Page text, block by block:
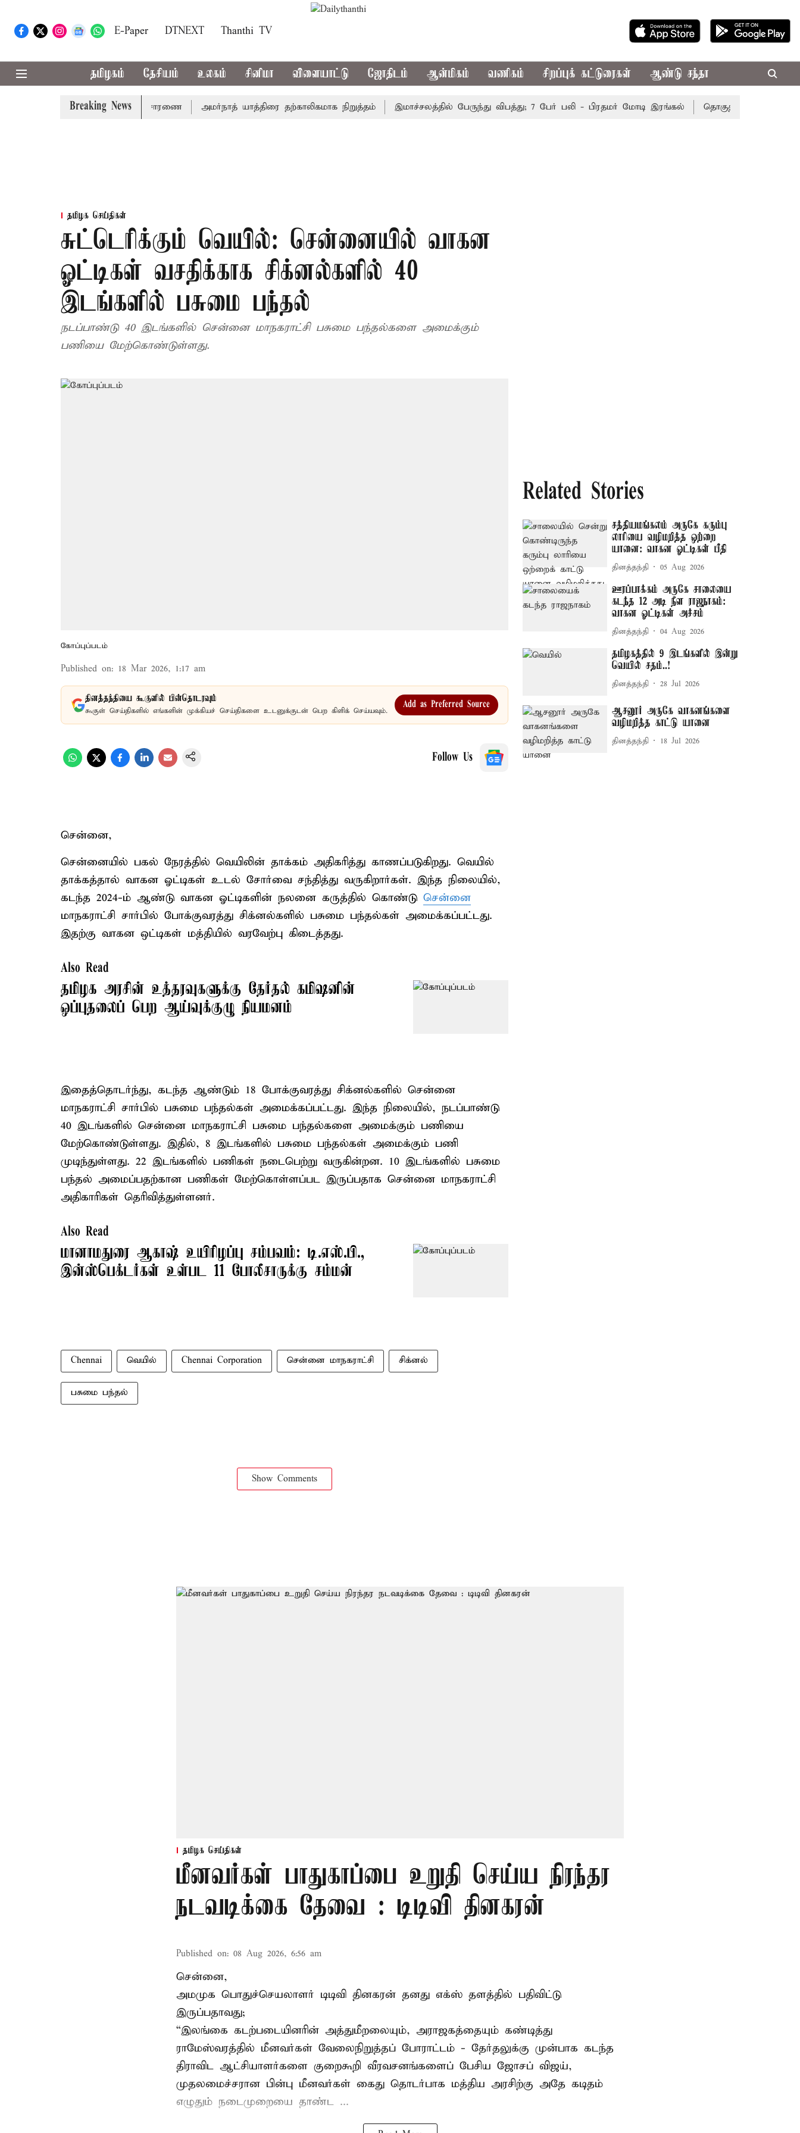
E-Paper DTNEXT Thanthi TV
தமிழகம் தேசியம் உலகம் சினிமா விளையாட்டு ஜோதிடம் ஆன்மிகம் வணிகம் சிறப்புக் கட்டுரைகள் ஆண்டு சந்தா
Breaking News
14ம்தேதி சுப்ரீம்கோர்ட்டில் விசாரணை அமர்நாத் யாத்திரை தற்காலிகமாக நிறுத்தம் இமாச்சலத்தில் பேருந்து விபத்து; 7 பேர் பலி - பிரதமர் மோடி இரங்கல் தொகுதி மறுவரையறை
தமிழக செய்திகள்
சுட்டெரிக்கும் வெயில்: சென்னையில் வாகன
ஓட்டிகள் வசதிக்காக சிக்னல்களில் 40
இடங்களில் பசுமை பந்தல்
நடப்பாண்டு 40 இடங்களில் சென்னை மாநகராட்சி பசுமை பந்தல்களை அமைக்கும்
பணியை மேற்கொண்டுள்ளது.
கோப்புப்படம்
Published on: 18 Mar 2026, 1:17 am
தினத்தந்தியை கூகுளில் பின்தொடரவும்
கூகுள் செய்திகளில் எங்களின் முக்கியச் செய்திகளை உடனுக்குடன் பெற கிளிக் செய்யவும்.
Add as Preferred Source
Follow Us
சென்னை,
சென்னையில் பகல் நேரத்தில் வெயிலின் தாக்கம் அதிகரித்து காணப்படுகிறது. வெயில்
தாக்கத்தால் வாகன ஓட்டிகள் உடல் சோர்வை சந்தித்து வருகிறார்கள். இந்த நிலையில்,
கடந்த 2024-ம் ஆண்டு வாகன ஓட்டிகளின் நலனை கருத்தில் கொண்டு சென்னை
மாநகராட்சி சார்பில் போக்குவரத்து சிக்னல்களில் பசுமை பந்தல்கள் அமைக்கப்பட்டது.
இதற்கு வாகன ஒட்டிகள் மத்தியில் வரவேற்பு கிடைத்தது.
Also Read
தமிழக அரசின் உத்தரவுகளுக்கு தேர்தல் கமிஷனின்
ஒப்புதலைப் பெற ஆய்வுக்குழு நியமனம்
இதைத்தொடர்ந்து, கடந்த ஆண்டும் 18 போக்குவரத்து சிக்னல்களில் சென்னை
மாநகராட்சி சார்பில் பசுமை பந்தல்கள் அமைக்கப்பட்டது. இந்த நிலையில், நடப்பாண்டு
40 இடங்களில் சென்னை மாநகராட்சி பசுமை பந்தல்களை அமைக்கும் பணியை
மேற்கொண்டுள்ளது. இதில், 8 இடங்களில் பசுமை பந்தல்கள் அமைக்கும் பணி
முடிந்துள்ளது. 22 இடங்களில் பணிகள் நடைபெற்று வருகின்றன. 10 இடங்களில் பசுமை
பந்தல் அமைப்பதற்கான பணிகள் மேற்கொள்ளப்பட இருப்பதாக சென்னை மாநகராட்சி
அதிகாரிகள் தெரிவித்துள்ளனர்.
Also Read
மானாமதுரை ஆகாஷ் உயிரிழப்பு சம்பவம்: டி.எஸ்.பி.,
இன்ஸ்பெக்டர்கள் உள்பட 11 போலீசாருக்கு சம்மன்
Chennai வெயில் Chennai Corporation சென்னை மாநகராட்சி சிக்னல்
பசுமை பந்தல்
Show Comments
Related Stories
சத்தியமங்கலம் அருகே கரும்பு
லாரியை வழிமறித்த ஒற்றை
யானை: வாகன ஓட்டிகள் பீதி
தினத்தந்தி 05 Aug 2026
ஊரப்பாக்கம் அருகே சாலையை
கடந்த 12 அடி நீள ராஜநாகம்:
வாகன ஓட்டிகள் அச்சம்
தினத்தந்தி 04 Aug 2026
தமிழகத்தில் 9 இடங்களில் இன்று
வெயில் சதம்..!
தினத்தந்தி 28 Jul 2026
ஆசனூர் அருகே வாகனங்களை
வழிமறித்த காட்டு யானை
தினத்தந்தி 18 Jul 2026
தமிழக செய்திகள்
மீனவர்கள் பாதுகாப்பை உறுதி செய்ய நிரந்தர
நடவடிக்கை தேவை : டிடிவி தினகரன்
Published on: 08 Aug 2026, 6:56 am
சென்னை,
அமமுக பொதுச்செயலாளர் டிடிவி தினகரன் தனது எக்ஸ் தளத்தில் பதிவிட்டு
இருப்பதாவது;
“இலங்கை கடற்படையினரின் அத்துமீறலையும், அராஜகத்தையும் கண்டித்து
ராமேஸ்வரத்தில் மீனவர்கள் வேலைநிறுத்தப் போராட்டம் - தேர்தலுக்கு முன்பாக கடந்த
திராவிட ஆட்சியாளர்களை குறைகூறி வீரவசனங்களைப் பேசிய ஜோசப் விஜய்,
முதலமைச்சரான பின்பு மீனவர்கள் கைது தொடர்பாக மத்திய அரசிற்கு அதே கடிதம்
எழுதும் நடைமுறையை தாண்ட ...